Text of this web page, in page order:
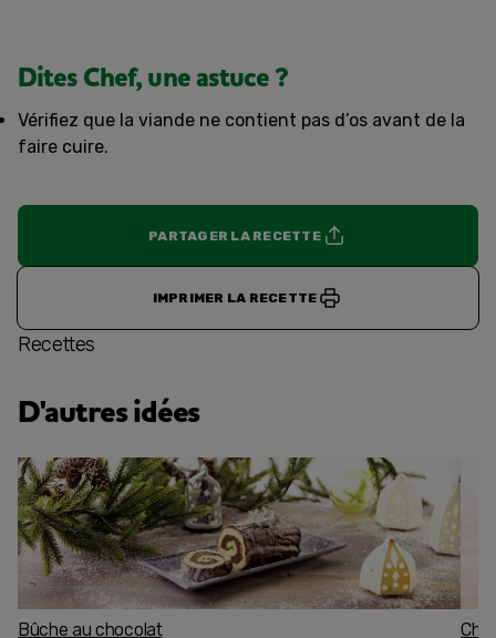
Dites Chef, une astuce ?
Vérifiez que la viande ne contient pas d’os avant de la
faire cuire.
PARTAGER LA RECETTE
IMPRIMER LA RECETTE
Recettes
D'autres idées
Bûche au chocolat